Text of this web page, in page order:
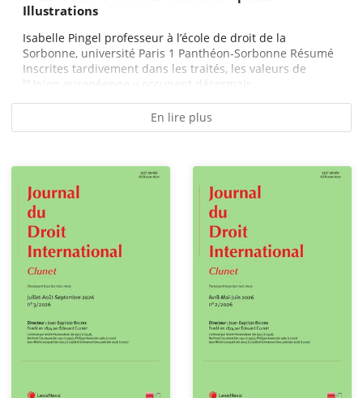
Illustrations
Isabelle Pingel professeur à l’école de droit de la
Sorbonne, université Paris 1 Panthéon-Sorbonne Résumé
Inscrites tardivement dans les traités, les valeurs de
l’Union européenne y occupent désormais...
En lire plus